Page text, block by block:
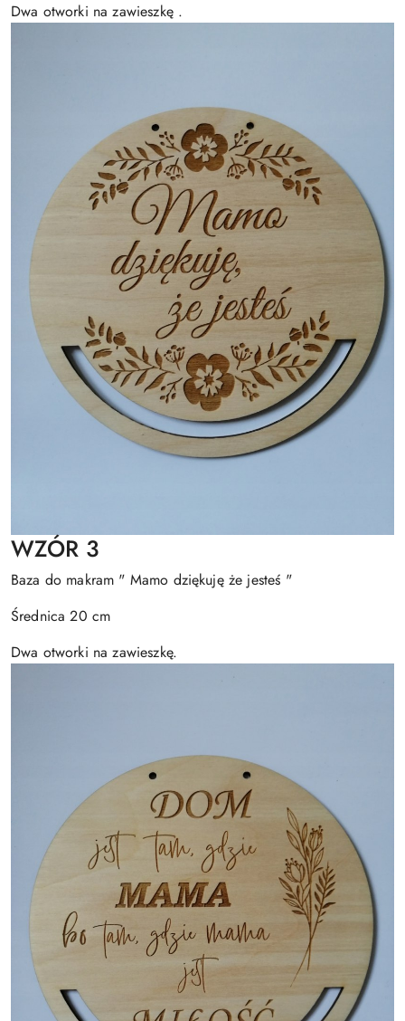
Dwa otworki na zawieszkę .
WZÓR 3
Baza do makram " Mamo dziękuję że jesteś "
Średnica 20 cm
Dwa otworki na zawieszkę.